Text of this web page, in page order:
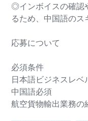
◎インボイスの確認
るため、中国語のス
応募について
必須条件
日本語ビジネスレベ
中国語必須
航空貨物輸出業務の